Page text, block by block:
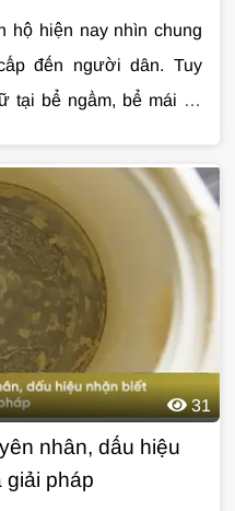
hộ hiện nay nhìn chung
đến người dân. Tuy
tại bể ngầm, bể mái và
chịu hoặc kim loại từ
càng nhiều gia đình
căn hộ chung cưđể
hoạt hàng ngày.
lợi ích thực tế, cách
và các lưu ý quan trọng
đây.
31
nhân, dấu hiệu
giải pháp